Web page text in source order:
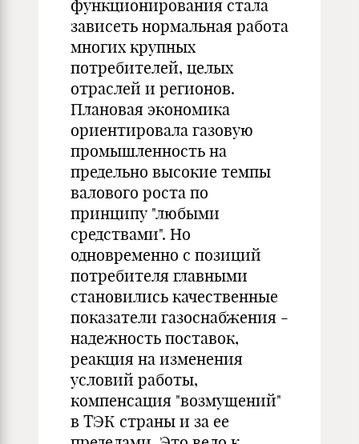
функционирования стала
зависеть нормальная работа
многих крупных
потребителей, целых
отраслей и регионов.
Плановая экономика
ориентировала газовую
промышленность на
предельно высокие темпы
валового роста по
принципу "любыми
средствами". Но
одновременно с позиций
потребителя главными
становились качественные
показатели газоснабжения -
надежность поставок,
реакция на изменения
условий работы,
компенсация "возмущений"
в ТЭК страны и за ее